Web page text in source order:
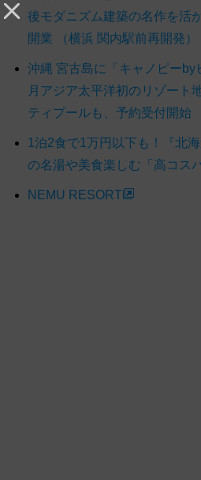
後モダニズム建築の名作を活
開業 （横浜 関内駅前再開発）
沖縄 宮古島に「キャノピーby
月アジア太平洋初のリゾート
ティプールも、予約受付開始
1泊2食で1万円以下も！『北
の名湯や美食楽しむ「高コス
NEMU RESORT